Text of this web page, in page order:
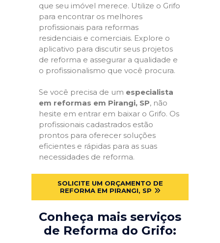
que seu imóvel merece. Utilize o Grifo
para encontrar os melhores
profissionais para reformas
residenciais e comerciais. Explore o
aplicativo para discutir seus projetos
de reforma e assegurar a qualidade e
o profissionalismo que você procura.
Se você precisa de um especialista
em reformas em Pirangi, SP, não
hesite em entrar em baixar o Grifo. Os
profissionais cadastrados estão
prontos para oferecer soluções
eficientes e rápidas para as suas
necessidades de reforma.
SOLICITE UM ORÇAMENTO DE
REFORMA EM PIRANGI, SP
Conheça mais serviços
de Reforma do Grifo: